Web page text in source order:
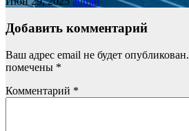
Добавить комментарий
Ваш адрес email не будет опубликован.
помечены *
Комментарий *